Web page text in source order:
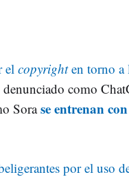
el copyrighten torno a
como
Sorase entrenan
por el uso